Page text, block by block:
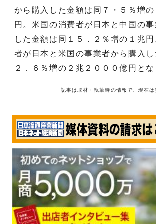
から購入した金額は同７・５％増
円。米国の消費者が日本と中国の事
した金額は同１５．２％増の１兆
者が日本と米国の事業者から購入し
２．６％増の２兆２０００億円とな
記事は取材・執筆時の情報で、現在は